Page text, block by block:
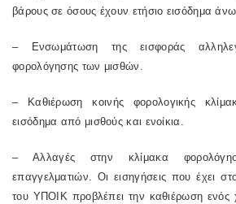
βάρους σε όσους έχουν ετήσιο εισόδημα
– Ενσωμάτωση της εισφοράς
φορολόγησης των μισθών.
– Καθιέρωση κοινής φορολογικής
εισόδημα από μισθούς και ενοίκια.
– Αλλαγές στην κλίμακα
επαγγελματιών. Οι εισηγήσεις που έχει
του ΥΠΟΙΚ προβλέπει την καθιέρωση ενός